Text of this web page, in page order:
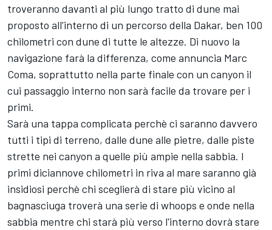
troveranno davanti al più lungo tratto di dune mai
proposto all'interno di un percorso della Dakar, ben 100
chilometri con dune di tutte le altezze. Di nuovo la
navigazione farà la differenza, come annuncia Marc
Coma, soprattutto nella parte finale con un canyon il
cui passaggio interno non sarà facile da trovare per i
primi.
Sarà una tappa complicata perchè ci saranno davvero
tutti i tipi di terreno, dalle dune alle pietre, dalle piste
strette nei canyon a quelle più ampie nella sabbia. I
primi diciannove chilometri in riva al mare saranno già
insidiosi perchè chi sceglierà di stare più vicino al
bagnasciuga troverà una serie di whoops e onde nella
sabbia mentre chi starà più verso l'interno dovrà stare